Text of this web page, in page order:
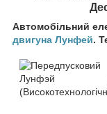
Автомобільний
двигуна Лунфей.